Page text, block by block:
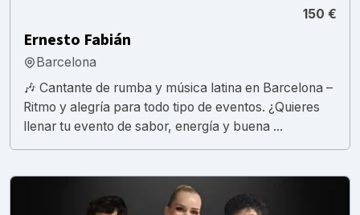
150 €
Ernesto Fabián
Barcelona
🎶 Cantante de rumba y música latina en Barcelona –
Ritmo y alegría para todo tipo de eventos. ¿Quieres
llenar tu evento de sabor, energía y buena ...